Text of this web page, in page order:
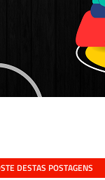
DESTAS POSTAGENS